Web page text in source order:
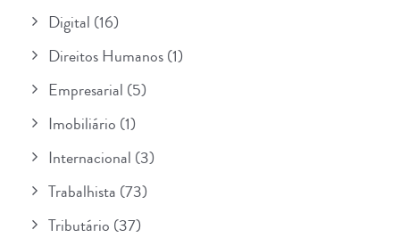
Digital (16)
Direitos Humanos(1)
Empresarial (5)
Imobiliário (1)
Internacional (3)
Trabalhista (73)
Tributário (37)